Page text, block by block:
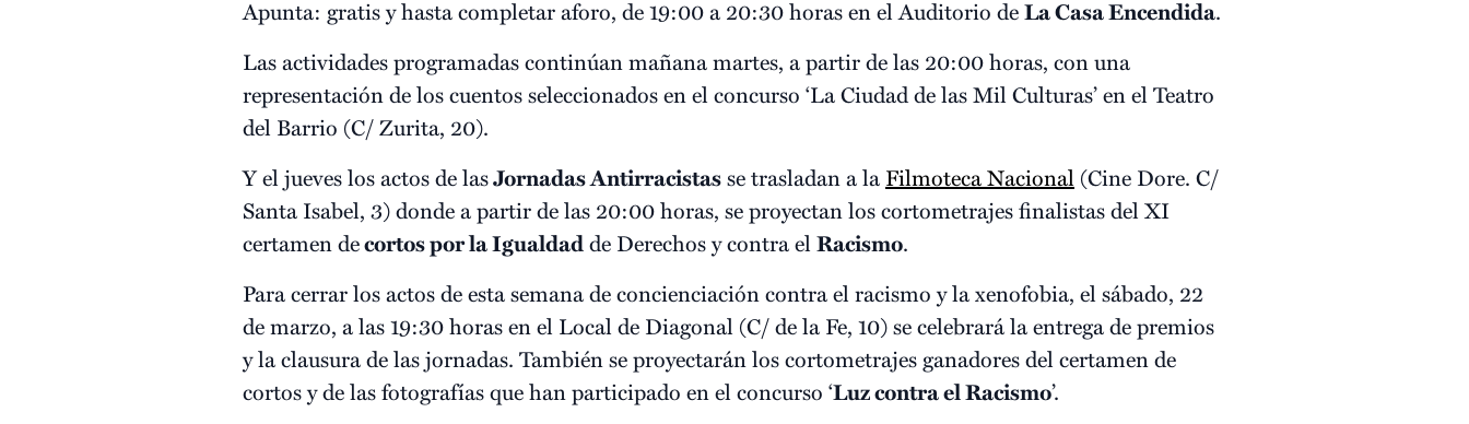
Apunta: gratis y hasta completar aforo, de 19:00 a 20:30 horas en el Auditorio deLa Casa Encendida.
Las actividades programadas continúan mañana martes, a partir de las 20:00 horas, con una
representación de los cuentos seleccionados en el concurso ‘La Ciudad de las Mil Culturas’ en el Teatro
del Barrio (C/ Zurita, 20).
Y el jueves los actos de lasJornadas Antirracistasse trasladan a la Filmoteca Nacional (Cine Dore. C/
Santa Isabel, 3) donde a partir de las 20:00 horas, se proyectan los cortometrajes finalistas del XI
certamen decortos por la Igualdadde Derechos y contra elRacismo.
Para cerrar los actos de esta semana de concienciación contra el racismo y la xenofobia, el sábado, 22
de marzo, a las 19:30 horas en el Local de Diagonal (C/ de la Fe, 10) se celebrará la entrega de premios
y la clausura de las jornadas. También se proyectarán los cortometrajes ganadores del certamen de
cortos y de las fotografías que han participado en el concurso ‘Luz contra el Racismo’.